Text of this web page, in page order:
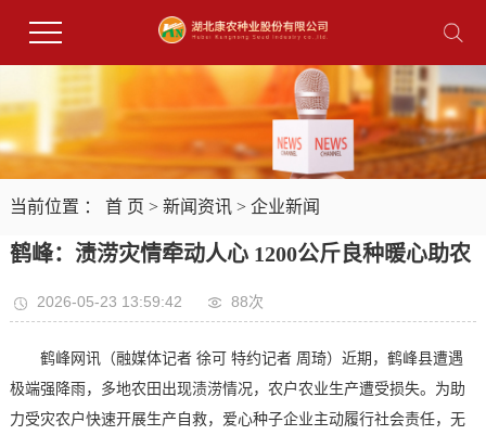
当前位置 ： 首 页 > 新闻资讯> 企业新闻
鹤峰：渍涝灾情牵动人心 1200公斤良种暖心助农
2026-05-23 13:59:42 88次
鹤峰网讯（融媒体记者 徐可 特约记者 周琦）近期，鹤峰县遭遇
极端强降雨，多地农田出现渍涝情况，农户农业生产遭受损失。为助
力受灾农户快速开展生产自救，爱心种子企业主动履行社会责任，无